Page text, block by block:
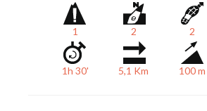
1 2 2
1h 30' 5,1 Km 100 m